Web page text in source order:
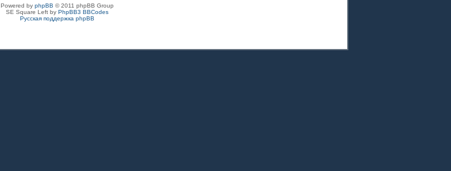
Powered by phpBB © 2011 phpBB Group
SE Square Left by PhpBB3 BBCodes
Русская поддержка phpBB